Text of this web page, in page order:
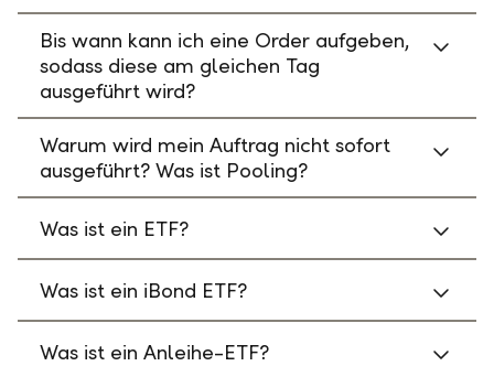
Bis wann kann ich eine Order aufgeben,
sodass diese am gleichen Tag
ausgeführt wird?
Warum wird mein Auftrag nicht sofort
ausgeführt? Was ist Pooling?
Was ist ein ETF?
Was ist ein iBond ETF?
Was ist ein Anleihe-ETF?